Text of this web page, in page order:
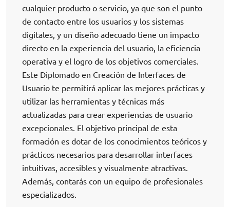
cualquier producto o servicio, ya que son el punto
de contacto entre los usuarios y los sistemas
digitales, y un diseño adecuado tiene un impacto
directo en la experiencia del usuario, la eficiencia
operativa y el logro de los objetivos comerciales.
Este Diplomado en Creación de Interfaces de
Usuario te permitirá aplicar las mejores prácticas y
utilizar las herramientas y técnicas más
actualizadas para crear experiencias de usuario
excepcionales. El objetivo principal de esta
formación es dotar de los conocimientos teóricos y
prácticos necesarios para desarrollar interfaces
intuitivas, accesibles y visualmente atractivas.
Además, contarás con un equipo de profesionales
especializados.